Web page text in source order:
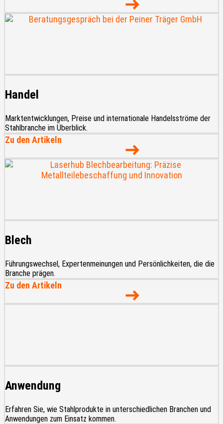
Handel
Marktentwicklungen, Preise und internationale Handelsströme der
Stahlbranche im Überblick.
Zu den Artikeln
Blech
Führungswechsel, Expertenmeinungen und Persönlichkeiten, die die
Branche prägen.
Zu den Artikeln
Anwendung
Erfahren Sie, wie Stahlprodukte in unterschiedlichen Branchen und
Anwendungen zum Einsatz kommen.